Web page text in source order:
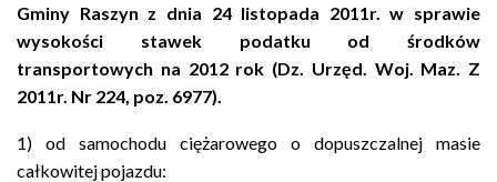
Gminy Raszyn z dnia 24 listopada 2011r. w sprawie
wysokości stawek podatku od środków
transportowych na 2012 rok (Dz. Urzęd. Woj. Maz. Z
2011r. Nr 224, poz. 6977).
1) od samochodu ciężarowego o dopuszczalnej masie
całkowitej pojazdu: